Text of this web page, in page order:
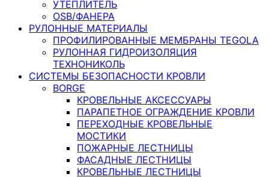
УТЕПЛИТЕЛЬ
OSB/ФАНЕРА
РУЛОННЫЕ МАТЕРИАЛЫ
ПРОФИЛИРОВАННЫЕ МЕМБРАНЫ TEGOLA
РУЛОННАЯ ГИДРОИЗОЛЯЦИЯ
ТЕХНОНИКОЛЬ
СИСТЕМЫ БЕЗОПАСНОСТИ КРОВЛИ
BORGE
КРОВЕЛЬНЫЕ АКСЕССУАРЫ
ПАРАПЕТНОЕ ОГРАЖДЕНИЕ КРОВЛИ
ПЕРЕХОДНЫЕ КРОВЕЛЬНЫЕ
МОСТИКИ
ПОЖАРНЫЕ ЛЕСТНИЦЫ
ФАСАДНЫЕ ЛЕСТНИЦЫ
КРОВЕЛЬНЫЕ ЛЕСТНИЦЫ